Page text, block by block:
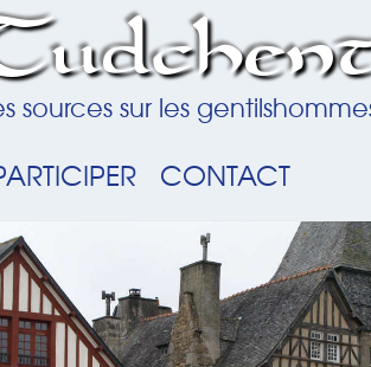
sources sur les
CONTACT